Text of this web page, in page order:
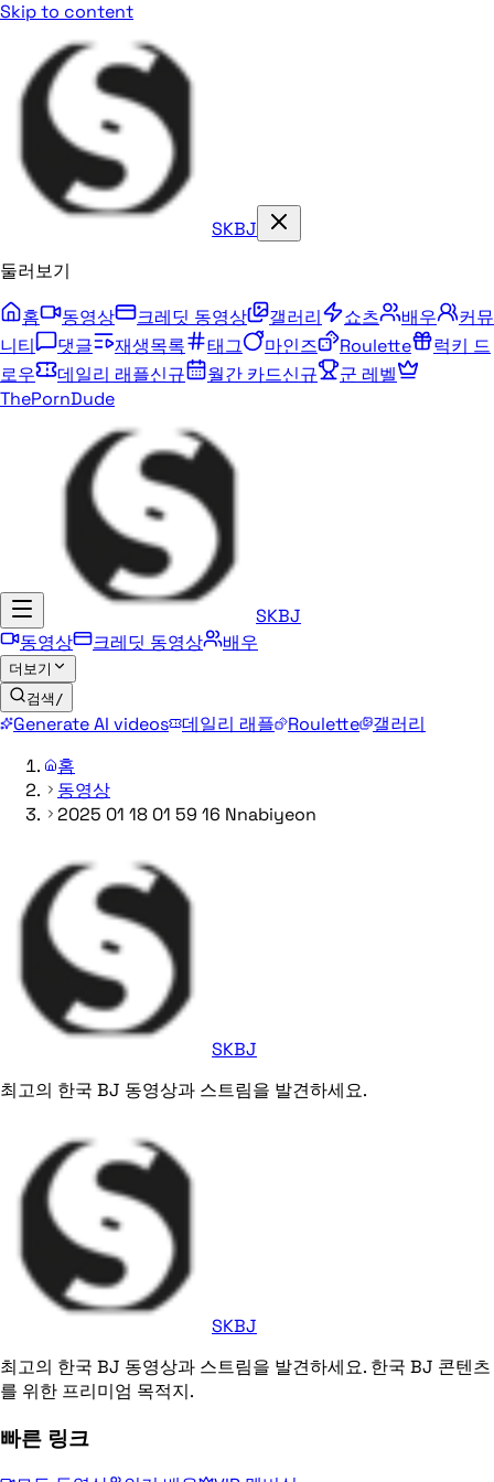
Skip to content
SKBJ
둘러보기
홈
동영상 크레딧 동영상 갤러리 쇼츠 배우
커뮤
니티
댓글 재생목록 태그 마인즈 Roulette
럭키 드
로우
데일리 래플신규 월간 카드신규
군 레벨
ThePornDude
SKBJ
동영상
크레딧 동영상 배우
더보기
검색 /
Generate AI videos 데일리 래플 Roulette
갤러리
홈
동영상
2025 01 18 01 59 16 Nnabiyeon
SKBJ
최고의 한국 BJ 동영상과 스트림을 발견하세요.
SKBJ
최고의 한국 BJ 동영상과 스트림을 발견하세요. 한국 BJ 콘텐츠
를 위한 프리미엄 목적지.
빠른 링크